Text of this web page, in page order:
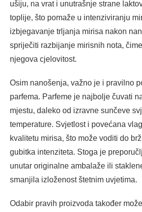
ušiju, na vrat i unutrašnje strane
toplije, što pomaže u intenziviranju
izbjegavanje trljanja mirisa nakon
spriječiti razbijanje mirisnih nota,
njegova cjelovitost.
Osim nanošenja, važno je i pravilno
parfema. Parfeme je najbolje čuvati
mjestu, daleko od izravne sunčeve
temperature. Svjetlost i povećana
kvalitetu mirisa, što može voditi do
gubitka intenziteta. Stoga je
unutar originalne ambalaže ili
smanjila izloženost štetnim uvjetima.
Odabir pravih proizvoda također